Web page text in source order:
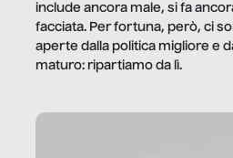
include ancora male, si fa
facciata. Per fortuna, però, ci
aperte dalla politica migliore e
maturo: ripartiamo da lì.